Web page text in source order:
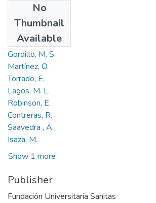
No
Thumbnail
Available
Authors
Caballero, A.
Polania, E.
Gordillo, M. S.
Martínez, O.
Torrado, E.
Lagos, M. L.
Robinson, E.
Contreras, R.
Saavedra , A.
Isaza, M.
Show 1 more
Publisher
Fundación Universitaria Sanitas